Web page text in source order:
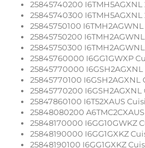
25845740200
25845740300
25845750100
25845750200
25845750300
25845760000 I6GG1GWXP
25845770000
25845770100
25845770200
25847860100 I6T52XAUS
25848080200
25848170000 I6GG10GWKZ
25848190000 I6GG1GXKZ
25848190100 I6GG1GXKZ